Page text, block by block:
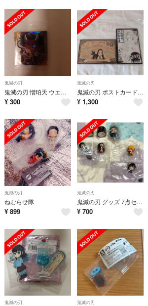
鬼滅の刃
鬼滅の刃 憎珀天 ウエハース15 シール
¥ 300
鬼滅の刃
鬼滅の刃 ポストカード 小冊子 鬼殺隊報特別報告書
¥ 1,300
鬼滅の刃
ねむらせ隊
¥ 899
鬼滅の刃
鬼滅の刃 グッズ 7点セット 即購入可
¥ 700
鬼滅の刃 鬼滅の刃